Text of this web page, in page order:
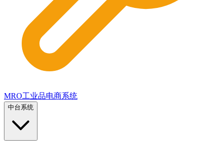
MRO工业品电商系统
中台系统